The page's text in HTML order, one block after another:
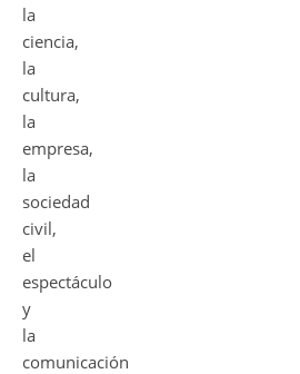
la
ciencia,
la
cultura,
la
empresa,
la
sociedad
civil,
el
espectáculo
y
la
comunicación